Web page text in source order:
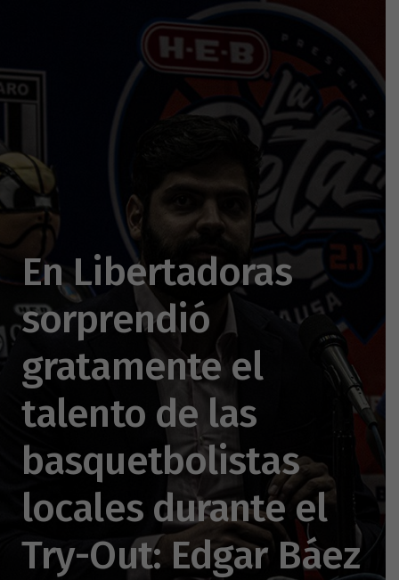
En Libertadoras
sorprendió
gratamente el
talento de las
basquetbolistas
locales durante el
Try-Out: Edgar Báez